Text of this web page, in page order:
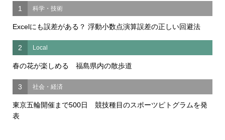
1 科学・技術
Excelにも誤差がある？ 浮動小数点演算誤差の正しい回避法
2 Local
春の花が楽しめる 福島県内の散歩道
3 社会・経済
東京五輪開催まで500日 競技種目のスポーツピトグラムを発
表